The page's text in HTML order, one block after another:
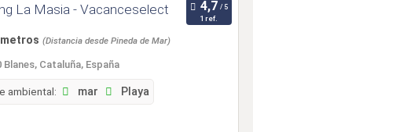
La Masia - Vacanceselect
1 ref.
(Distancia desde Pineda de Mar)
Blanes, Cataluña, España
ambiental: mar Playa